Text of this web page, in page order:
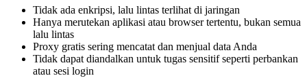
Tidak ada enkripsi, lalu lintas terlihat di jaringan
Hanya merutekan aplikasi atau browser tertentu, bukan semua
lalu lintas
Proxy gratis sering mencatat dan menjual data Anda
Tidak dapat diandalkan untuk tugas sensitif seperti perbankan
atau sesi login